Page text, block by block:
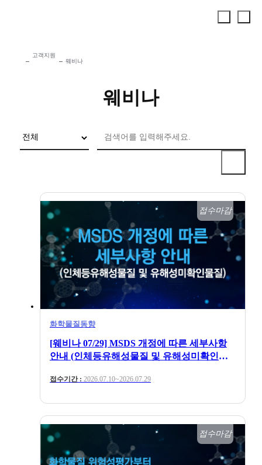
고객지원
웨비나
웨비나
접수마감
화학물질동향
[웨비나 07/29] MSDS 개정에 따른 세부사항
안내 (인체등유해성물질 및 유해성미확인물
접수기간 : 2026.07.10~2026.07.29
접수마감